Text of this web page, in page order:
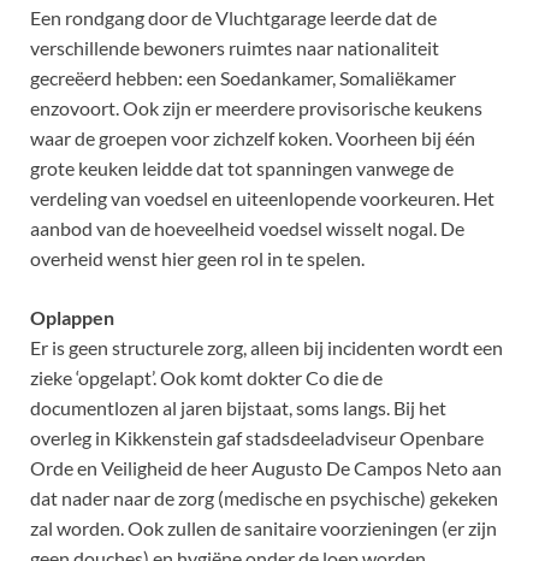
Een rondgang door de Vluchtgarage leerde dat de
verschillende bewoners ruimtes naar nationaliteit
gecreëerd hebben: een Soedankamer, Somaliëkamer
enzovoort. Ook zijn er meerdere provisorische keukens
waar de groepen voor zichzelf koken. Voorheen bij één
grote keuken leidde dat tot spanningen vanwege de
verdeling van voedsel en uiteenlopende voorkeuren. Het
aanbod van de hoeveelheid voedsel wisselt nogal. De
overheid wenst hier geen rol in te spelen.
Oplappen
Er is geen structurele zorg, alleen bij incidenten wordt een
zieke ‘opgelapt’. Ook komt dokter Co die de
documentlozen al jaren bijstaat, soms langs. Bij het
overleg in Kikkenstein gaf stadsdeeladviseur Openbare
Orde en Veiligheid de heer Augusto De Campos Neto aan
dat nader naar de zorg (medische en psychische) gekeken
zal worden. Ook zullen de sanitaire voorzieningen (er zijn